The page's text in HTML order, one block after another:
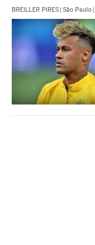
BREILLER PIRES | São Paulo |